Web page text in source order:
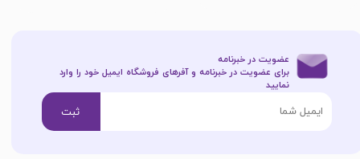
عضویت در خبرنامه
برای عضویت در خبرنامه و آفرهای فروشگاه ایمیل خود را وارد
نمایید​​​​​​​
ثبت